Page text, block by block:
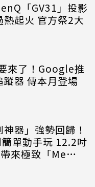
「GV31」投影
熱起火 官方祭2大
來了！Google推
蹤器 傳本月登場
器」強勢回歸！
單動手玩 12.2吋
來極致「Me